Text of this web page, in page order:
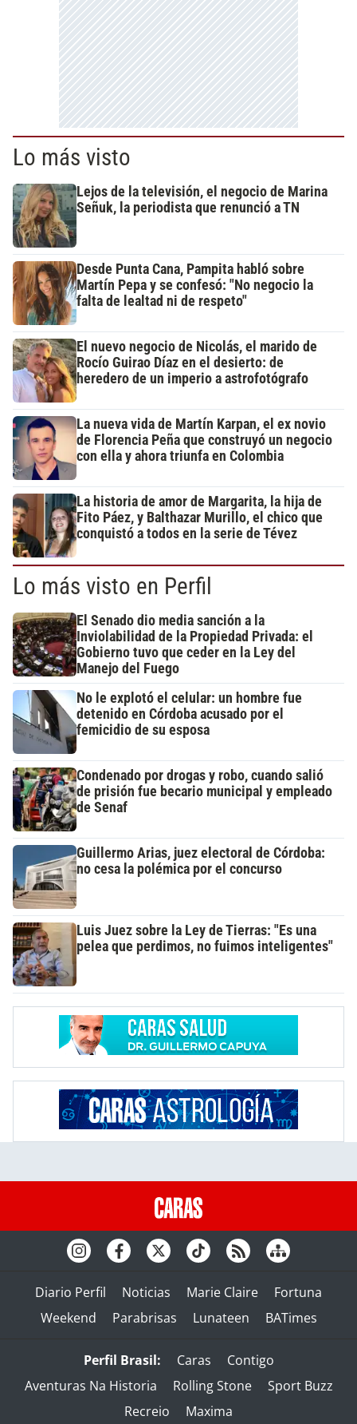
Lo más visto
Lejos de la televisión, el negocio de Marina
Señuk, la periodista que renunció a TN
Desde Punta Cana, Pampita habló sobre
Martín Pepa y se confesó: "No negocio la
falta de lealtad ni de respeto"
El nuevo negocio de Nicolás, el marido de
Rocío Guirao Díaz en el desierto: de
heredero de un imperio a astrofotógrafo
La nueva vida de Martín Karpan, el ex novio
de Florencia Peña que construyó un negocio
con ella y ahora triunfa en Colombia
La historia de amor de Margarita, la hija de
Fito Páez, y Balthazar Murillo, el chico que
conquistó a todos en la serie de Tévez
Lo más visto en Perfil
El Senado dio media sanción a la
Inviolabilidad de la Propiedad Privada: el
Gobierno tuvo que ceder en la Ley del
Manejo del Fuego
No le explotó el celular: un hombre fue
detenido en Córdoba acusado por el
femicidio de su esposa
Condenado por drogas y robo, cuando salió
de prisión fue becario municipal y empleado
de Senaf
Guillermo Arias, juez electoral de Córdoba:
no cesa la polémica por el concurso
Luis Juez sobre la Ley de Tierras: "Es una
pelea que perdimos, no fuimos inteligentes"
Diario Perfil Noticias Marie Claire
Fortuna
Weekend
Parabrisas Lunateen BATimes
Perfil Brasil: Caras
Contigo
Aventuras Na Historia
Rolling Stone
Sport Buzz
Recreio
Maxima